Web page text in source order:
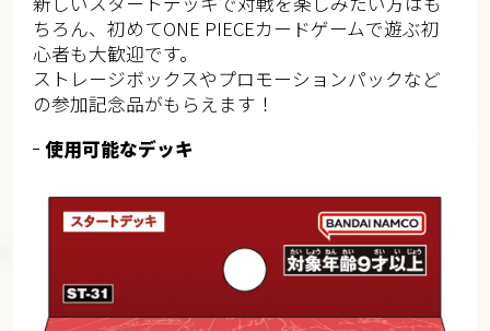
ちろん、初めてONE PIECEカードゲームで遊ぶ初
心者も大歓迎です。
ストレージボックスやプロモーションパックなど
の参加記念品がもらえます！
使用可能なデッキ